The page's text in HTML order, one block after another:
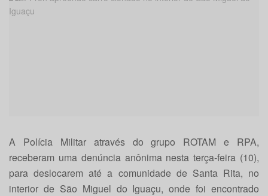
A Polícia Militar através do grupo ROTAM e RPA,
receberam uma denúncia anônima nesta terça-feira (10),
para deslocarem até a comunidade de Santa Rita, no
interior de São Miguel do Iguaçu, onde foi encontrado